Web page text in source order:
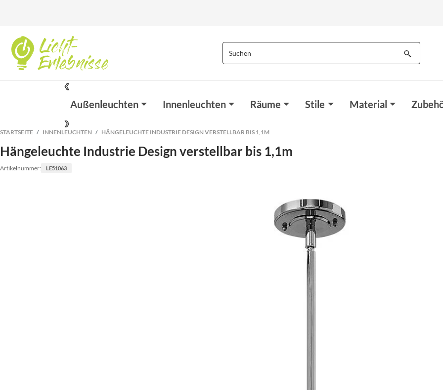
Außenleuchten Innenleuchten Räume Stile Material
STARTSEITE INNENLEUCHTEN HÄNGELEUCHTE INDUSTRIE DESIGN VERSTELLBAR BIS 1,1M
Hängeleuchte Industrie Design verstellbar bis 1,1m
Artikelnummer: LE51063